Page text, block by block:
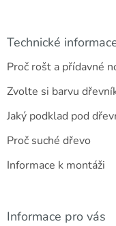
Technické
Proč rošt a přídavné
Zvolte si barvu
Jaký podklad pod
Proč suché dřevo
Informace k montáži
Informace pro vás